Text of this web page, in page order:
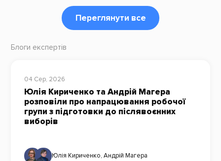
Переглянути все
Блоги експертів
04 Сер, 2026
Юлія Кириченко та Андрій Магера
розповіли про напрацювання робочої
групи з підготовки до післявоєнних
виборів
Юлія Кириченко, Андрій Магера